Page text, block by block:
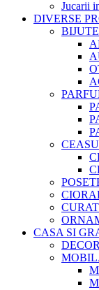
Jucarii
DIVERSE
CASA SI